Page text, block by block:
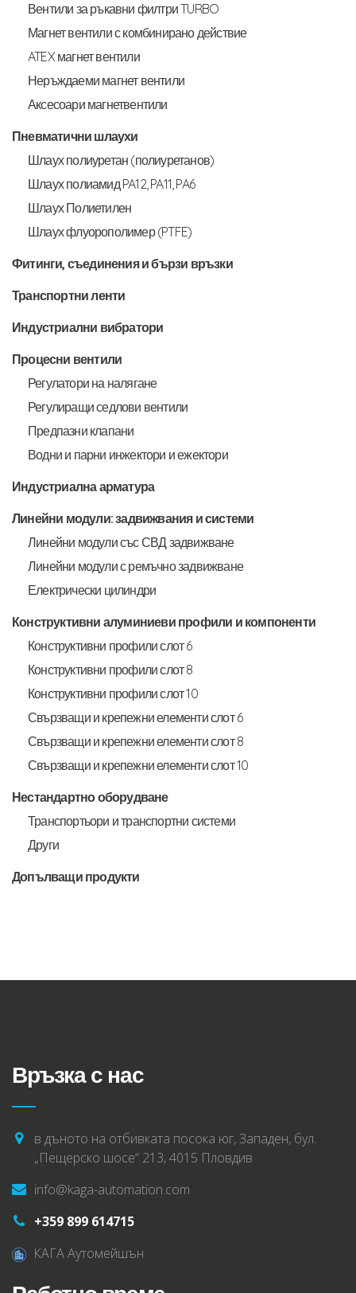
Вентили за ръкавни филтри TURBO
Магнет вентили с комбинирано действие
ATEX магнет вентили
Неръждаеми магнет вентили
Аксесоари магнетвентили
Пневматични шлаухи
Шлаух полиуретан (полиуретанов)
Шлаух полиамид PA12, PA11, PA6
Шлаух Полиетилен
Шлаух флуорополимер (PTFE)
Фитинги, съединения и бързи връзки
Транспортни ленти
Индустриални вибратори
Процесни вентили
Регулатори на налягане
Регулиращи седлови вентили
Предпазни клапани
Водни и парни инжектори и ежектори
Индустриална арматура
Линейни модули: задвижвания и системи
Линейни модули със СВД задвижване
Линейни модули с ремъчно задвижване
Електрически цилиндри
Конструктивни алуминиеви профили и компоненти
Конструктивни профили слот 6
Конструктивни профили слот 8
Конструктивни профили слот 10
Свързващи и крепежни елементи слот 6
Свързващи и крепежни елементи слот 8
Свързващи и крепежни елементи слот 10
Нестандартно оборудване
Транспортьори и транспортни системи
Други
Допълващи продукти
Връзка с нас
в дъното на отбивката посока юг, Западен, бул.
„Пещерско шосе“ 213, 4015 Пловдив
info@kaga-automation.com
+359 899 614715
КАГА Аутомейшън